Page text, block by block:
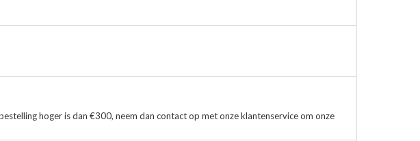
hoger is dan €300, neem dan contact op met onze klantenservice om onze